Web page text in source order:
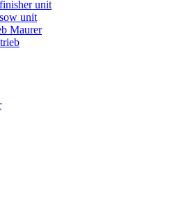
unit
unit
Maurer